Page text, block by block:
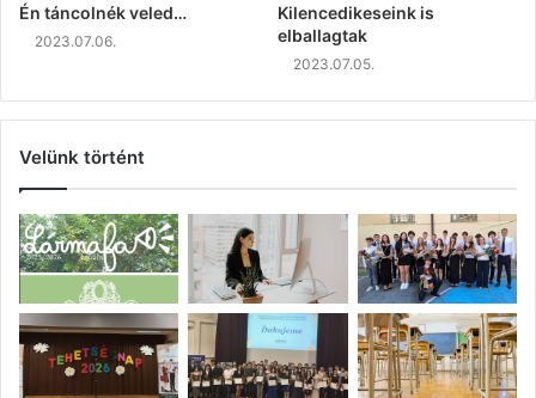
Én táncolnék veled…
2023.07.06.
Kilencedikeseink is
elballagtak
2023.07.05.
Velünk történt